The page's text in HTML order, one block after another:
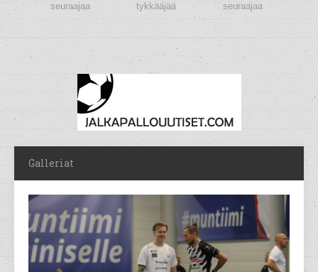
seuraajaa tykkääjää seuraajaa
Galleriat